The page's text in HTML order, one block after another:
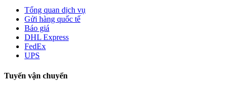
Tổng quan dịch vụ
Gửi hàng quốc tế
Báo giá
DHL Express
FedEx
UPS
Tuyến vận chuyển